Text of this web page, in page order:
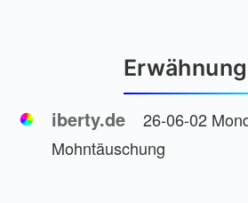
iberty.de
26-06-02
Mohntäuschung